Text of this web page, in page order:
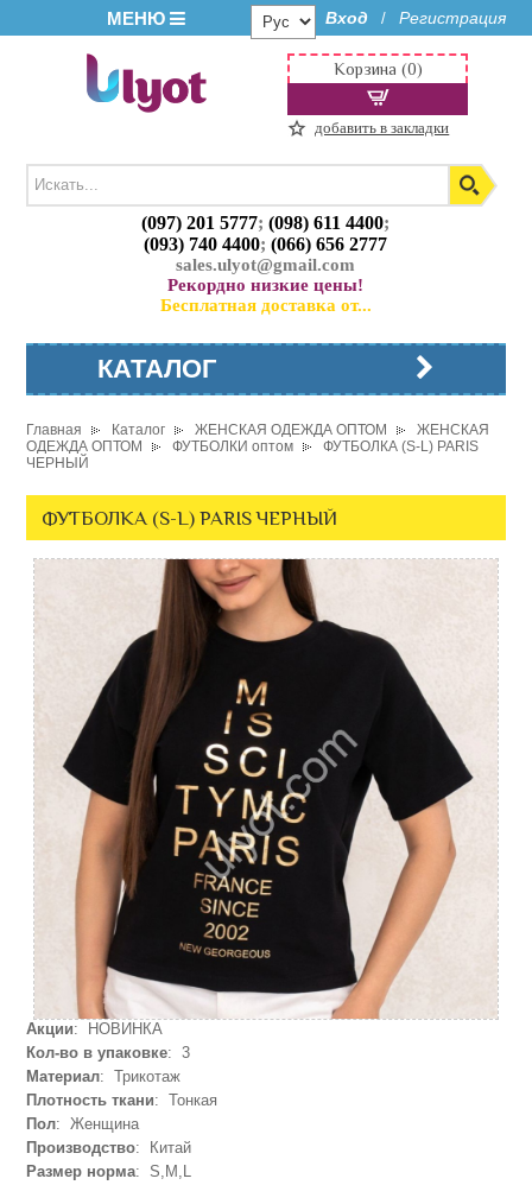
МЕНЮ Вход / Регистрация
(097) 201 5777;(098) 611 4400;
(093) 740 4400;(066) 656 2777
sales.ulyot@gmail.com
Рекордно низкие цены!
Бесплатная доставка от...
Корзина (0)
добавить в закладки
КАТАЛОГ
Главная Каталог ЖЕНСКАЯ ОДЕЖДА ОПТОМ
ЖЕНСКАЯ
ОДЕЖДА ОПТОМ
ФУТБОЛКИ оптом
ФУТБОЛКА (S-L) PARIS
ЧЕРНЫЙ
ФУТБОЛКА (S-L) PARIS ЧЕРНЫЙ
Акции: НОВИНКА
Кол-во в упаковке: 3
Материал: Трикотаж
Плотность ткани: Тонкая
Пол: Женщина
Производство: Китай
Размер норма: S,M,L